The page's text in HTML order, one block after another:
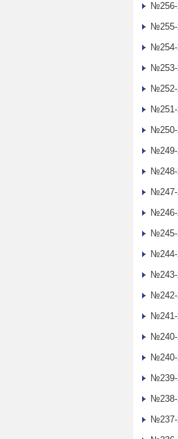
№256-
№255-
№254-
№253-
№252-
№251-
№250-
№249-
№248-
№247-
№246-
№245-
№244-
№243-
№242-
№241-
№240-
№240-
№239-
№238-
№237-